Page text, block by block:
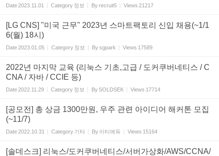
Date2023.11.01 Category 정보 Byrecruit5 Views 21217
[LG CNS] "미국 근무" 2023년 스마트팩토리 신입 채용(~1/1
6(월) 18시)
Date2023.01.05 Category 정보 Bysgpark Views 17589
2022년 마지막 교육 (리눅스 기초,고급 / 도커쿠버네티스 / C
CNA / 자바 / CCIE 등)
Date2022.11.29 Category 정보 BySOLDSEK Views 17714
[공모전] 총 상금 1300만원, 우주 관련 아이디어 해커톤 모집
(~11/7)
Date2022.10.31 Category 기타 By 이티에듀 Views 15164
[솔데스크] 리눅스/도커쿠버네티스/서버가상화/AWS/CCNA/